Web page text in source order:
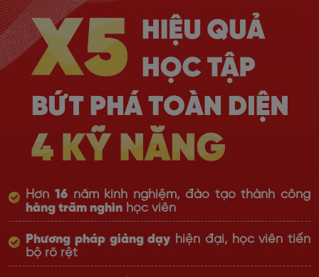
Hơn 16năm kinh nghiệm, đào tạo thành công
hàng trăm nghìn học viên
Phương pháp giảng dạy hiện đại, học viên tiến
bộ rõ rệt